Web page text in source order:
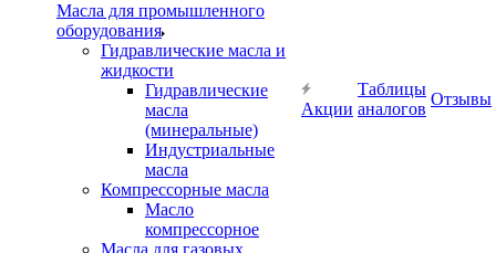
Масла для промышленного
оборудования
Гидравлические масла и
жидкости
Гидравлические
масла
(минеральные)
Индустриальные
масла
Компрессорные масла
Масло
компрессорное
Масла для газовых
Акции
Таблицы
аналогов
Отзывы